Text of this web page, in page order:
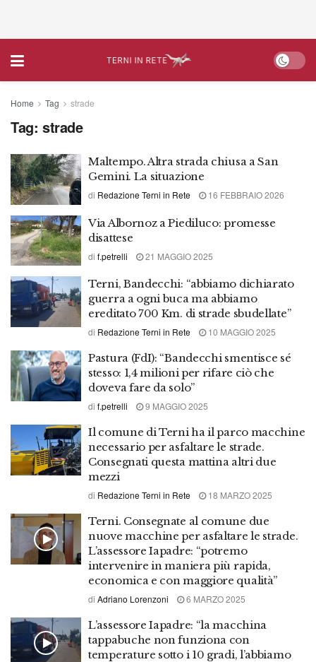
Home Tag strade
Tag: strade
Maltempo. Altra strada chiusa a San
Gemini. La situazione
di Redazione Terni in Rete 16 FEBBRAIO 2026
Via Albornoz a Piediluco: promesse
disattese
di f.petrelli 21 MAGGIO 2025
Terni, Bandecchi: “abbiamo dichiarato
guerra a ogni buca ma abbiamo
ereditato 700 Km. di strade sbudellate”
di Redazione Terni in Rete 10 MAGGIO 2025
Pastura (FdI): “Bandecchi smentisce sé
stesso: 1,4 milioni per rifare ciò che
doveva fare da solo”
di f.petrelli 9 MAGGIO 2025
Il comune di Terni ha il parco macchine
necessario per asfaltare le strade.
Consegnati questa mattina altri due
mezzi
di Redazione Terni in Rete 18 MARZO 2025
Terni. Consegnate al comune due
nuove macchine per asfaltare le strade.
L’assessore Iapadre: “potremo
intervenire in maniera più rapida,
economica e con maggiore qualità”
di Adriano Lorenzoni 6 MARZO 2025
L’assessore Iapadre: “la macchina
tappabuche non funziona con
temperature sotto i 10 gradi, l’abbiamo